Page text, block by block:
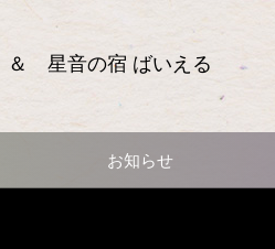
星音の宿 ばいえる
お知らせ